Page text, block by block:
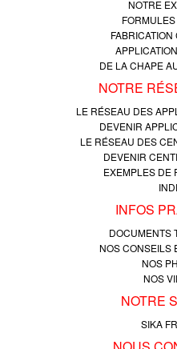
NOTRE
DE LA CHAPE
NOTRE
LE RÉSEAU DES
DEVENIR
LE RÉSEAU DES
DEVENIR
EXEMPLES DE
INFOS
DOCUMENTS
NOS CONSEILS
NOS
NOS
NOTRE
SIKA